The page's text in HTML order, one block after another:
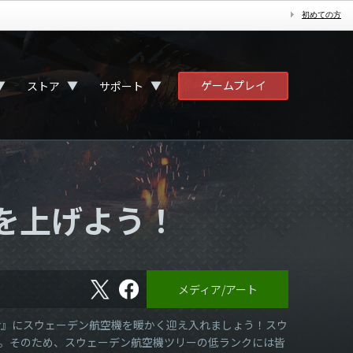
初めての方
ストア ▼ サポート ▼ ゲームプレイ
上げよう！
X フ
ェ
ス
ブ
ッ
メディア/アート
スウェーデン航空機を暖かく迎え入れましょう！スウ
のため、スウェーデン航空機ツリーの低ランクには皆